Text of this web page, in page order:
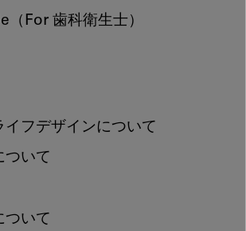
（For 歯科衛生士）
イフデザインについて
ついて
ついて